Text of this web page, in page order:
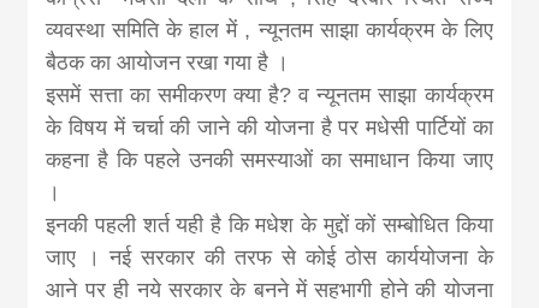
व्यवस्था समिति के हाल में , न्यूनतम साझा कार्यक्रम के लिए
बैठक का आयोजन रखा गया है ।
इसमें सत्ता का समीकरण क्या है? व न्यूनतम साझा कार्यक्रम
के विषय में चर्चा की जाने की योजना है पर मधेसी पार्टियों का
कहना है कि पहले उनकी समस्याओं का समाधान किया जाए
।
इनकी पहली शर्त यही है कि मधेश के मुद्दों कों सम्बोधित किया
जाए । नई सरकार की तरफ से कोई ठोस कार्ययोजना के
आने पर ही नये सरकार के बनने में सहभागी होने की योजना